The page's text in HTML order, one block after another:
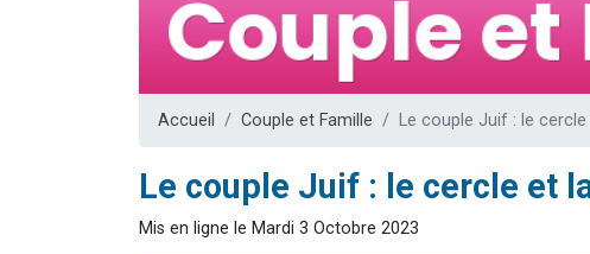
8 personnes
Nouvelle émission
61 personnes
Ariel vient de donner
Il reste 49
Eva vient de donner
Accueil Couple et Famille Le couple Juif : le
Le couple Juif : le cercle et
Mis en ligne le Mardi 3 Octobre 2023